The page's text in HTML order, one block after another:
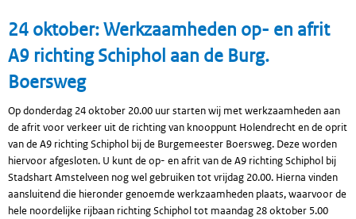
24 oktober: Werkzaamheden op- en afrit
A9 richting Schiphol aan de Burg.
Boersweg
Op donderdag 24 oktober 20.00 uur starten wij met werkzaamheden aan
de afrit voor verkeer uit de richting van knooppunt Holendrecht en de oprit
van de A9 richting Schiphol bij de Burgemeester Boersweg. Deze worden
hiervoor afgesloten. U kunt de op- en afrit van de A9 richting Schiphol bij
Stadshart Amstelveen nog wel gebruiken tot vrijdag 20.00. Hierna vinden
aansluitend die hieronder genoemde werkzaamheden plaats, waarvoor de
hele noordelijke rijbaan richting Schiphol tot maandag 28 oktober 5.00